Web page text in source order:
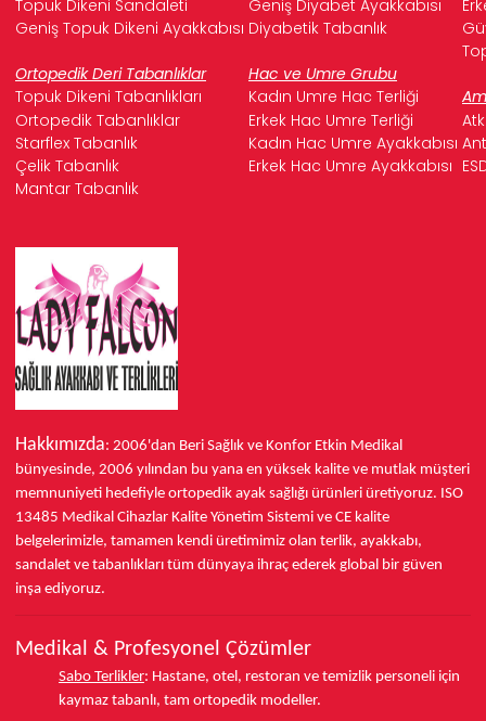
Topuk Dikeni Sandaleti
Geniş Diyabet Ayakkabısı
Geniş Topuk Dikeni Ayakkabısı Diyabetik Tabanlık
Ortopedik Deri Tabanlıklar
Hac ve Umre Grubu
Topuk Dikeni Tabanlıkları
Kadın Umre Hac Terliği
Ortopedik Tabanlıklar
Erkek Hac Umre Terliği
Starflex Tabanlık
Kadın Hac Umre Ayakkabısı
Çelik Tabanlık
Erkek Hac Umre Ayakkabısı
Mantar Tabanlık
Hakkımızda: 2006'dan Beri Sağlık ve Konfor Etkin Medikal
bünyesinde, 2006 yılından bu yana en yüksek kalite ve mutlak müşteri
memnuniyeti hedefiyle ortopedik ayak sağlığı ürünleri üretiyoruz. ISO
13485 Medikal Cihazlar Kalite Yönetim Sistemi ve CE kalite
belgelerimizle, tamamen kendi üretimimiz olan terlik, ayakkabı,
sandalet ve tabanlıkları tüm dünyaya ihraç ederek global bir güven
inşa ediyoruz.
Medikal & Profesyonel Çözümler
Sabo Terlikler: Hastane, otel, restoran ve temizlik personeli için
kaymaz tabanlı, tam ortopedik modeller.